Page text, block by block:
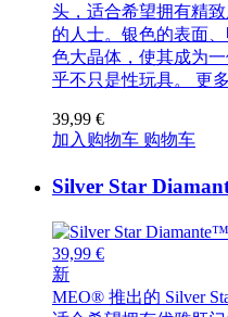
头，适合希望拥有精
的人士。银色的表面
色大晶体，使其成为
乎不只是性玩具。 更
39,99 €
加入购物车 购物车
Silver Star
39,99 €
新
MEO® 推出的 Silver